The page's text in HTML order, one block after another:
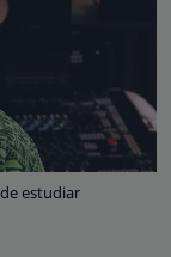
estudiar